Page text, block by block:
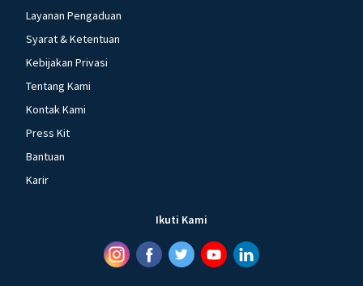
Layanan Pengaduan
Syarat & Ketentuan
Kebijakan Privasi
Tentang Kami
Kontak Kami
Press Kit
Bantuan
Karir
Ikuti Kami